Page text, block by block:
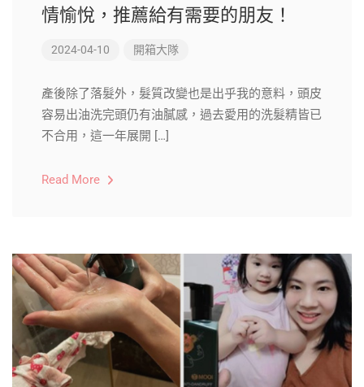
情愉悅，推薦給有需要的朋友！
2024-04-10 開箱大隊
產後除了落髮外，髮質改變也是出乎我的意料，頭皮
容易出油洗完頭仍有油膩感，過去愛用的洗髮精皆已
不合用，這一年展開 […]
Read More